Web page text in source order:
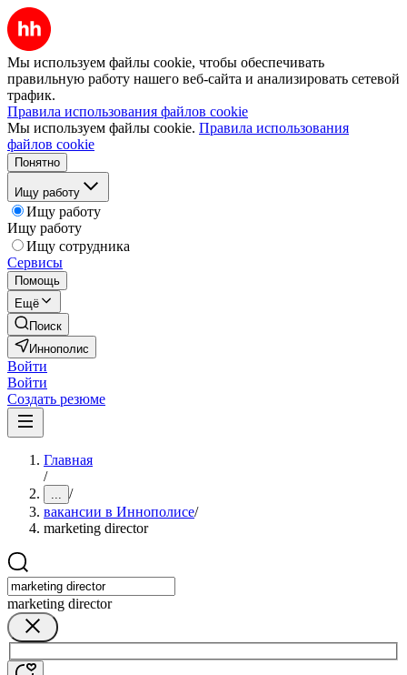
Мы используем файлы cookie, чтобы обеспечивать
правильную работу нашего веб-сайта и анализировать сетевой
трафик.
Правила использования файлов cookie
Мы используем файлы cookie. Правила использования
файлов cookie
Понятно
Ищу работу
Ищу работу
Ищу работу
Ищу сотрудника
Сервисы
Помощь
Ещё
Поиск
Иннополис
Войти
Войти
Создать резюме
Главная
/
... /
вакансии в Иннополисе/
marketing director
marketing director